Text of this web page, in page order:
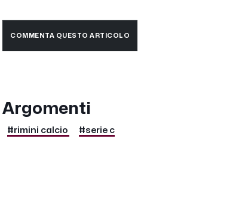
COMMENTA QUESTO ARTICOLO
Argomenti
#rimini calcio #serie c